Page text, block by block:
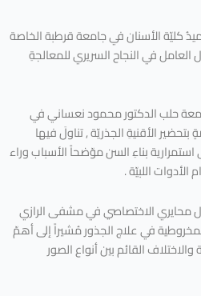
كليّة الأسنان في جامعة قرطبة الخاصة
في النجاح السريري للمعالجةِ
حلب الدكتور محمود نعساني في
الأقنيةِ الجذريّة , تناولَ فيها
بناءِ السن موّضحاً الأسباب وراء
اللبيّة .
محايري الاختصاصي في مشفى الرازي
في علاج الجذور مُشيراً إلى أهمّ
القائم بين أنواع الصور